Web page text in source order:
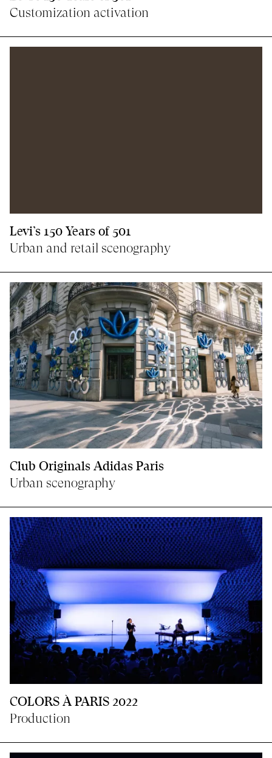
Customization activation
Levi’s 150 Years of 501
Urban and retail scenography
Club Originals Adidas Paris
Urban scenography
COLORS À PARIS 2022
Production